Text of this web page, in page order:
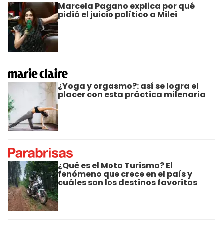
Marcela Pagano explica por qué
pidió el juicio político a Milei
¿Yoga y orgasmo?: así se logra el
placer con esta práctica milenaria
¿Qué es el Moto Turismo? El
fenómeno que crece en el país y
cuáles son los destinos favoritos